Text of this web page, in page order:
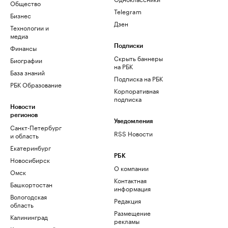
Общество
Бизнес
Технологии и
медиа
Финансы
Биографии
База знаний
РБК Образование
Новости
регионов
Санкт-Петербург
и область
Екатеринбург
Новосибирск
Омск
Башкортостан
Вологодская
область
Калининград
Telegram
Дзен
Подписки
Скрыть баннеры
на РБК
Подписка на РБК
Корпоративная
подписка
Уведомления
RSS Новости
РБК
О компании
Контактная
информация
Редакция
Размещение
рекламы